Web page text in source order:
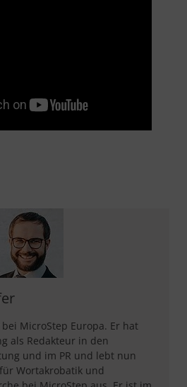
bei MicroStep Europa. Er hat
als Redakteur in den
und im PR und lebt nun
für Wortakrobatik und